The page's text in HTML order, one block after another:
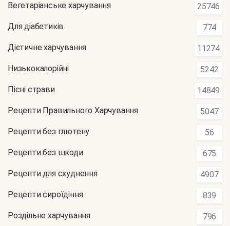
Вегетаріанське харчування 25746
Для діабетиків 774
Дієтичне харчування 11274
Низькокалорійні 5242
Пісні страви 14849
Рецепти Правильного Харчування 5047
Рецепти без глютену 56
Рецепти без шкоди 675
Рецепти для схуднення 4907
Рецепти сироїдіння 839
Роздільне харчування 796